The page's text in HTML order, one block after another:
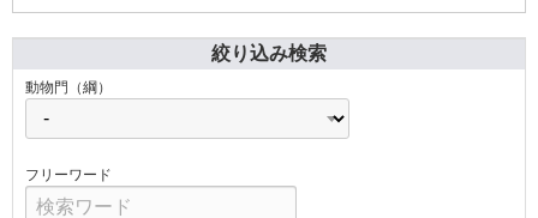
絞り込み検索
動物門（綱）
フリーワード